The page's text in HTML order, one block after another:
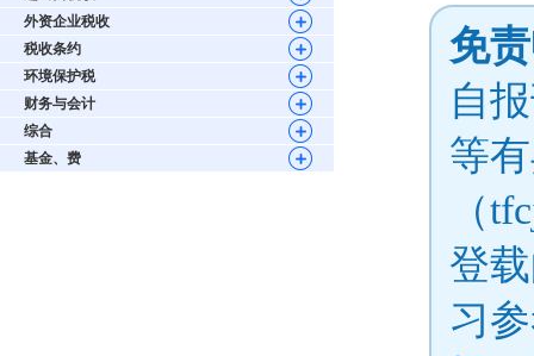
外资企业税收
税收条约
环境保护税
财务与会计
综合
基金、费
免
自
等
（
登
习